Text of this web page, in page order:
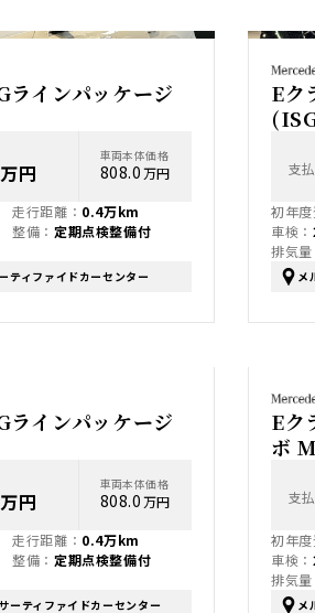
インパッケージ
万円
車両本体価格
808.0万円
走行距離： 0.4万km
整備： 定期点検整備付
ティファイドカーセンター
Eク
支
初年度
車検：
排気量
メ
インパッケージ
万円
車両本体価格
808.0万円
走行距離： 0.4万km
整備： 定期点検整備付
ーティファイドカーセンター
Eク
ボ
支
初年度
車検：
排気量
メ